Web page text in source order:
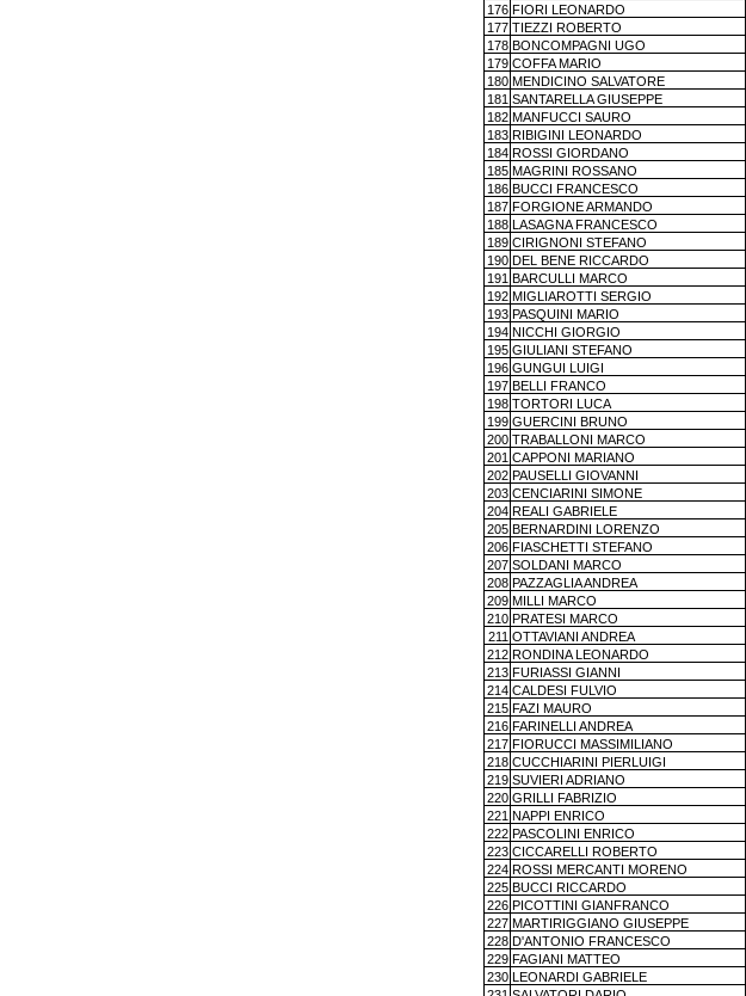
176 FIORI LEONARDO
177 TIEZZI ROBERTO
178 BONCOMPAGNI UGO
179 COFFA MARIO
180 MENDICINO SALVATORE
181 SANTARELLA GIUSEPPE
182 MANFUCCI SAURO
183 RIBIGINI LEONARDO
184 ROSSI GIORDANO
185 MAGRINI ROSSANO
186 BUCCI FRANCESCO
187 FORGIONE ARMANDO
188 LASAGNA FRANCESCO
189 CIRIGNONI STEFANO
190 DEL BENE RICCARDO
191 BARCULLI MARCO
192 MIGLIAROTTI SERGIO
193 PASQUINI MARIO
194 NICCHI GIORGIO
195 GIULIANI STEFANO
196 GUNGUI LUIGI
197 BELLI FRANCO
198 TORTORI LUCA
199 GUERCINI BRUNO
200 TRABALLONI MARCO
201 CAPPONI MARIANO
202 PAUSELLI GIOVANNI
203 CENCIARINI SIMONE
204 REALI GABRIELE
205 BERNARDINI LORENZO
206 FIASCHETTI STEFANO
207 SOLDANI MARCO
208 PAZZAGLIA ANDREA
209 MILLI MARCO
210 PRATESI MARCO
211 OTTAVIANI ANDREA
212 RONDINA LEONARDO
213 FURIASSI GIANNI
214 CALDESI FULVIO
215 FAZI MAURO
216 FARINELLI ANDREA
217 FIORUCCI MASSIMILIANO
218 CUCCHIARINI PIERLUIGI
219 SUVIERI ADRIANO
220 GRILLI FABRIZIO
221 NAPPI ENRICO
222 PASCOLINI ENRICO
223 CICCARELLI ROBERTO
224 ROSSI MERCANTI MORENO
225 BUCCI RICCARDO
226 PICOTTINI GIANFRANCO
227 MARTIRIGGIANO GIUSEPPE
228 D'ANTONIO FRANCESCO
229 FAGIANI MATTEO
230 LEONARDI GABRIELE